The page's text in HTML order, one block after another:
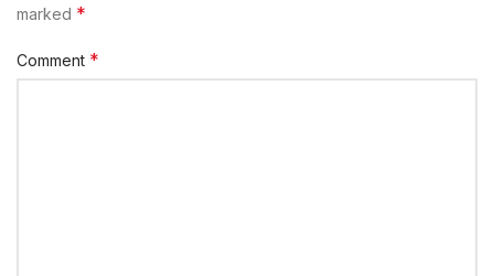
marked *
Comment *